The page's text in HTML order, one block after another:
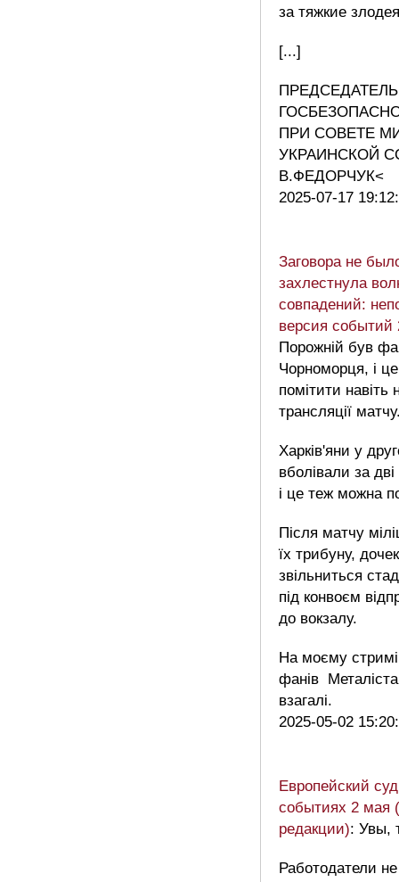
за тяжкие
[...]
ПРИ СОВЕТЕ
УКРАИНСКОЙ
В.ФЕДОРЧУК<
2025-07-17
Заговора не
захлестнула
совпадений:
версия событий
Порожній був
Чорноморця, і
помітити навіть
трансляції
Харків'яни у
вболівали за
і це теж можна
Після матчу
їх трибуну,
звільниться
під конвоєм
до вокзалу.
На моєму стримі
фанів
взагалі.
2025-05-02
Европейский
событиях 2 мая
редакции): Увы,
Работодатели